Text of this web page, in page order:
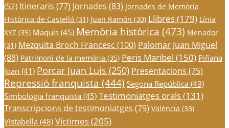
(52) Itineraris (77) Jornades (83) Jornades de Memòria
Històrica de Castelló (31) Juan Ramón (30) Llibres(179) Línia
XYZ (35) Maquis (45) Memòria històrica (473) Menador
(31) Mezquita Broch Francesc (100) Palomar Juan Miguel
(88) Patrimoni de la memòria (35) Peris Maribel (150) Piñana
Joan (41) Porcar Juan Luis (250) Presentacions (75)
Repressió franquista (444) Segona República (49)
Simbologia franquista (45) Testimoniatges orals(131)
Transcripcions de testimoniatges (79) València (33)
Vistabella (48) Víctimes(205)